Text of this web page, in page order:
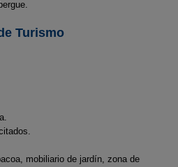
Turismo
mobiliario de jardín, zona de